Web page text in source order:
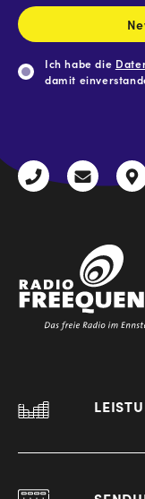
Ich habe die
damit
+43